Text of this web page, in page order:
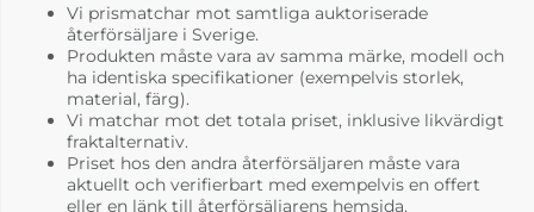
Vi prismatchar mot samtliga auktoriserade
återförsäljare i Sverige.
Produkten måste vara av samma märke, modell och
ha identiska specifikationer (exempelvis storlek,
material, färg).
Vi matchar mot det totala priset, inklusive likvärdigt
fraktalternativ.
Priset hos den andra återförsäljaren måste vara
aktuellt och verifierbart med exempelvis en offert
eller en länk till återförsäljarens hemsida.